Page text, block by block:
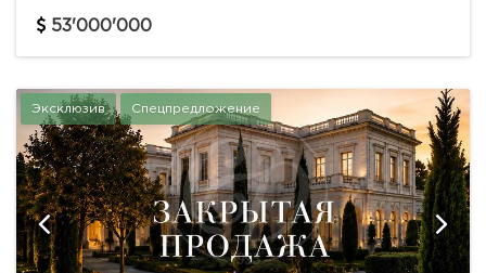
53'000'000
Эксклюзив Спецпредложение